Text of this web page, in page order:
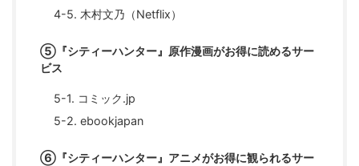
4-5. 木村文乃（Netflix）
⑤『シティーハンター』原作漫画がお得に読めるサー
ビス
5-1. コミック.jp
5-2. ebookjapan
⑥『シティーハンター』アニメがお得に観られるサー